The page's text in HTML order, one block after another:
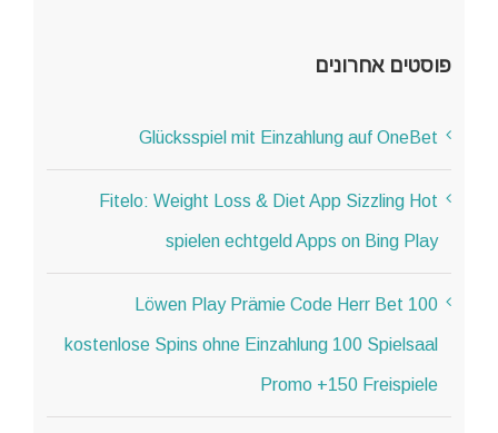
פוסטים אחרונים
Glücksspiel mit Einzahlung auf OneBet
Fitelo: Weight Loss & Diet App Sizzling Hot
spielen echtgeld Apps on Bing Play
Löwen Play Prämie Code Herr Bet 100
kostenlose Spins ohne Einzahlung 100 Spielsaal
Promo +150 Freispiele